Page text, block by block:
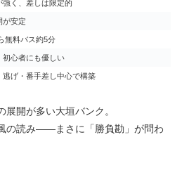
強く、差しは限定的
が安定
無料バス約5分
初心者にも優しい
逃げ・番手差し中心で構築
開が多い大垣バンク。
の読み――まさに「勝負勘」が問わ